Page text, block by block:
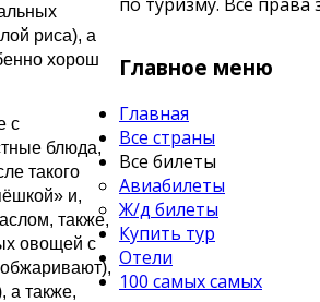
риса), а
хорош
с
блюда,
такого
и,
также,
овощей с
а также,
Главное меню
Главная
Все страны
Все билеты
Авиабилеты
Ж/д билеты
Купить тур
Отели
100 самых самых